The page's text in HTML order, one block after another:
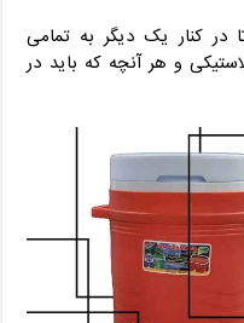
در کنار یک دیگر به تمامی
و هر آنچه که باید در